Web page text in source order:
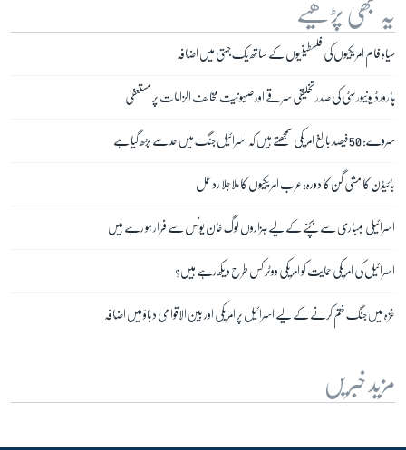
یہ بھی پڑھیے
سیاہ فام امریکیوں کی فلسطینیوں کے ساتھ یک جہتی میں اضافہ
ہارورڈ یونیورسٹی کی صدر تخلیقی سرقے اور صیہونیت مخالف الزامات پر مستعفی
سروے: 50 فیصد بالغ امریکی سمجھتے ہیں کہ اسرائیل جنگ میں حد سے بڑھ گیا ہے
بائیڈن کا مشی گن کا دورہ: عرب امریکیوں کا ملاجلا ردعمل
اسرائیلی بمباری سے بچنے کے لیے ہزاروں لوگ خان یونس سے فرار ہو رہے ہیں
اسرائیل کی امریکی حمایت کو امریکی ووٹر کس طرح دیکھ رہے ہیں؟
غزہ میں جنگ ختم کرنے کے لیے اسرائیل پر امریکی اور بین الاقوامی دباؤ میں اضافہ
مزید خبریں